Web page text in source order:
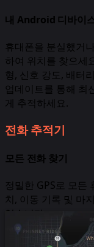
내 Android 디바이
휴대폰을 분실했거
하여 위치를 찾으세
형, 신호 강도, 배터
업데이트를 통해 최
게 추적하세요.
전화 추적기
모든 전화 찾기
정밀한 GPS로 모든
치, 이동 기록 및 마
있습니다.